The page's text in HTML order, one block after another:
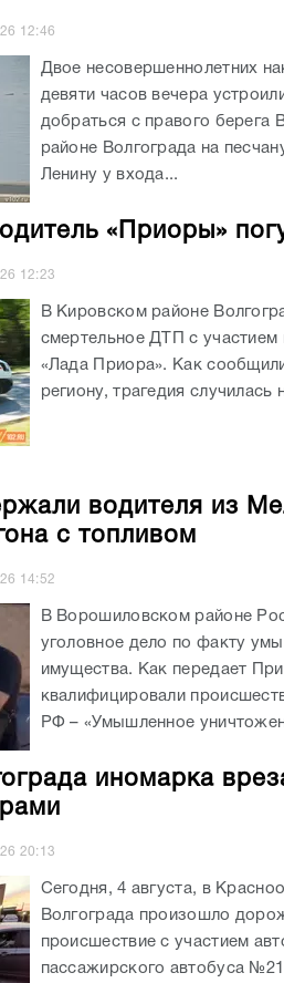
12:46
Двое несовершеннолетних
девяти часов вечера
добраться с правого берега
районе Волгограда на
Ленину у входа...
«Приоры»
12:23
В Кировском районе
смертельное ДТП с
«Лада Приора». Как
региону, трагедия
водителя из
с топливом
14:52
В Ворошиловском районе
уголовное дело по факту
имущества. Как передает
квалифицировали
РФ – «Умышленное
иномарка
20:13
Сегодня, 4 августа, в
Волгограда произошло
происшествие с участием
пассажирского автобуса